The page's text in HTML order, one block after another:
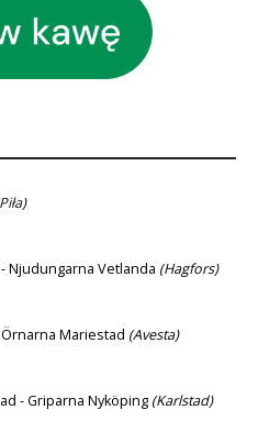
Piła)
Njudungarna Vetlanda (Hagfors)
Mariestad (Avesta)
- Griparna Nyköping (Karlstad)